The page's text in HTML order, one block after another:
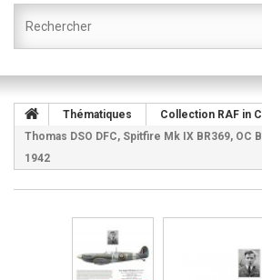
Thématiques Collection RAF in
Thomas DSO DFC, Spitfire Mk IX BR369, OC
1942